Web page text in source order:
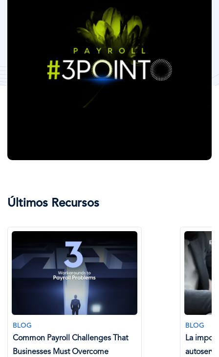
Últimos Recursos
BLOG
Common Payroll Challenges That
Businesses Must Overcome
BLOG
La